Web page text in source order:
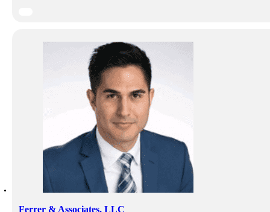
Ferrer & Associates, LLC